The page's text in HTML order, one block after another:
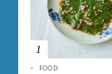
1
FOOD